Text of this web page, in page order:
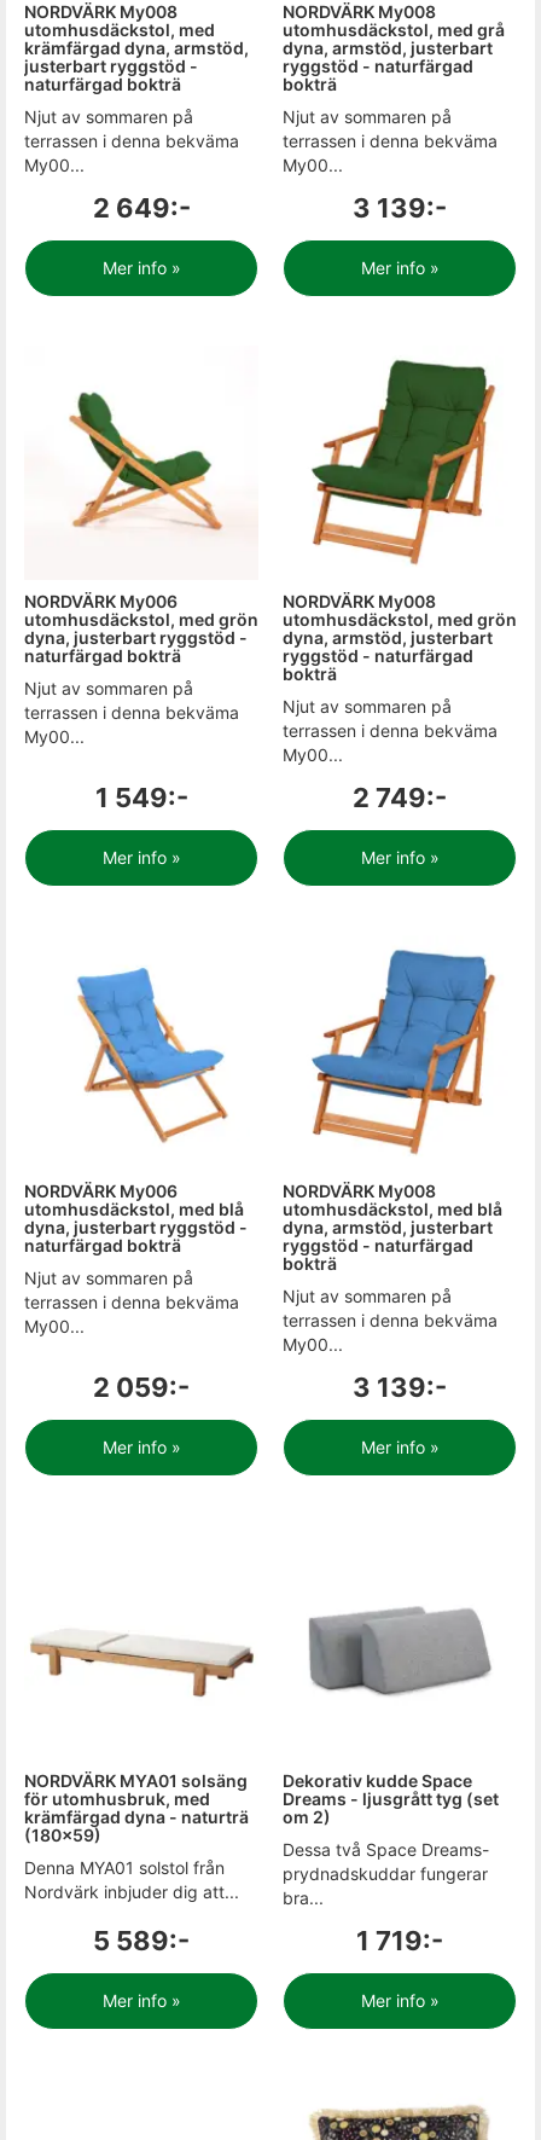
NORDVÄRK My008
utomhusdäckstol, med
krämfärgad dyna, armstöd,
justerbart ryggstöd -
naturfärgad bokträ
Njut av sommaren på
terrassen i denna bekväma
My00...
2 649:-
Mer info »
NORDVÄRK My008
utomhusdäckstol, med grå
dyna, armstöd, justerbart
ryggstöd - naturfärgad
bokträ
Njut av sommaren på
terrassen i denna bekväma
My00...
3 139:-
Mer info »
NORDVÄRK My006
utomhusdäckstol, med grön
dyna, justerbart ryggstöd -
naturfärgad bokträ
Njut av sommaren på
terrassen i denna bekväma
My00...
1 549:-
Mer info »
NORDVÄRK My008
utomhusdäckstol, med grön
dyna, armstöd, justerbart
ryggstöd - naturfärgad
bokträ
Njut av sommaren på
terrassen i denna bekväma
My00...
2 749:-
Mer info »
NORDVÄRK My006
utomhusdäckstol, med blå
dyna, justerbart ryggstöd -
naturfärgad bokträ
Njut av sommaren på
terrassen i denna bekväma
My00...
2 059:-
Mer info »
NORDVÄRK My008
utomhusdäckstol, med blå
dyna, armstöd, justerbart
ryggstöd - naturfärgad
bokträ
Njut av sommaren på
terrassen i denna bekväma
My00...
3 139:-
Mer info »
NORDVÄRK MYA01 solsäng
för utomhusbruk, med
krämfärgad dyna - naturträ
(180x59)
Denna MYA01 solstol från
Nordvärk inbjuder dig att...
5 589:-
Mer info »
Dekorativ kudde Space
Dreams - ljusgrått tyg (set
om 2)
Dessa två Space Dreams-
prydnadskuddar fungerar
bra...
1 719:-
Mer info »